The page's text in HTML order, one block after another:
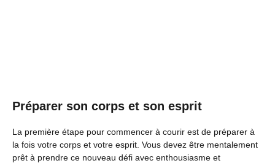
Préparer son corps et son esprit
La première étape pour commencer à courir est de préparer à
la fois votre corps et votre esprit. Vous devez être mentalement
prêt à prendre ce nouveau défi avec enthousiasme et